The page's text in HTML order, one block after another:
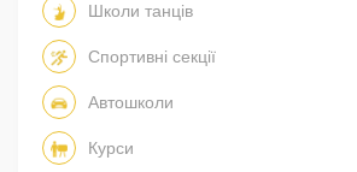
Школи танців
Спортивні секції
Автошколи
Курси